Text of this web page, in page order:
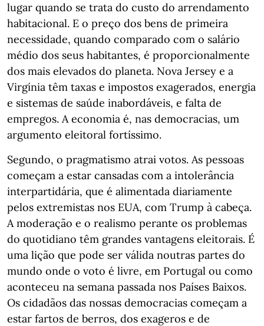
lugar quando se trata do custo do arrendamento
habitacional. E o preço dos bens de primeira
necessidade, quando comparado com o salário
médio dos seus habitantes, é proporcionalmente
dos mais elevados do planeta. Nova Jersey e a
Virgínia têm taxas e impostos exagerados, energia
e sistemas de saúde inabordáveis, e falta de
empregos. A economia é, nas democracias, um
argumento eleitoral fortíssimo.
Segundo, o pragmatismo atrai votos. As pessoas
começam a estar cansadas com a intolerância
interpartidária, que é alimentada diariamente
pelos extremistas nos EUA, com Trump à cabeça.
A moderação e o realismo perante os problemas
do quotidiano têm grandes vantagens eleitorais. É
uma lição que pode ser válida noutras partes do
mundo onde o voto é livre, em Portugal ou como
aconteceu na semana passada nos Países Baixos.
Os cidadãos das nossas democracias começam a
estar fartos de berros, dos exageros e de